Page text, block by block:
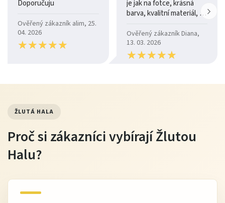
Doporučuju
Ověřený zákazník alim, 25.
04. 2026
★★★★★
★★★★★
je jak na fotce, krásná
barva, kvalitní materiál, a
Ověřený zákazník Diana,
13. 03. 2026
★★★★★
★★★★★
ŽLUTÁ HALA
Proč si zákazníci vybírají Žlutou
Halu?